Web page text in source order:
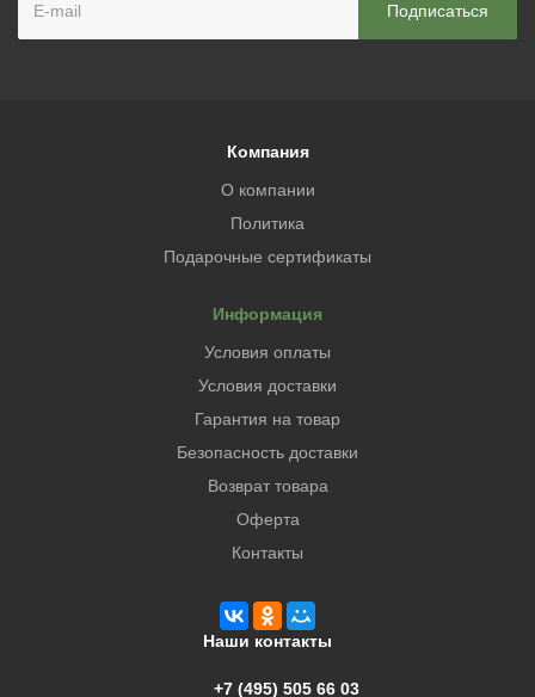
Компания
О компании
Политика
Подарочные сертификаты
Информация
Условия оплаты
Условия доставки
Гарантия на товар
Безопасность доставки
Возврат товара
Оферта
Контакты
Наши контакты
+7 (495) 505 66 03